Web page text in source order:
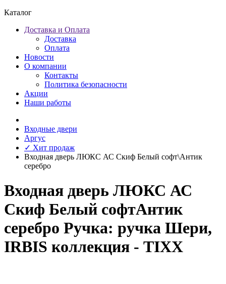
Каталог
Доставка и Оплата
Доставка
Оплата
Новости
О компании
Контакты
Политика безопасности
Акции
Наши работы
Входные двери
Аргус
✓ Хит продаж
Входная дверь ЛЮКС АС Скиф Белый софт\Антик
серебро
Входная дверь ЛЮКС АС
Скиф Белый софтАнтик
серебро Ручка: ручка Шери,
IRBIS коллекция - TIXX